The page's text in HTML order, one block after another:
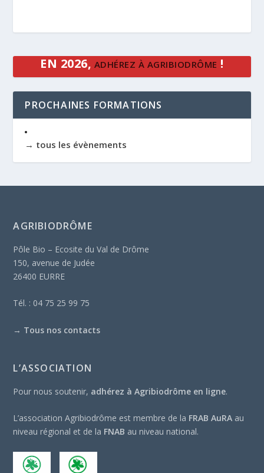
EN 2026, ADHÉREZ À AGRIBIODRÔME !
PROCHAINES FORMATIONS
→ tous les évènements
AGRIBIODRÔME
Pôle Bio – Ecosite du Val de Drôme
150, avenue de Judée
26400 EURRE
Tél. : 04 75 25 99 75
→ Tous nos contacts
L’ASSOCIATION
Pour nous soutenir, adhérez à Agribiodrôme en ligne.
L’association Agribiodrôme est membre de la FRAB AuRA au
niveau régional et de la FNAB au niveau national.